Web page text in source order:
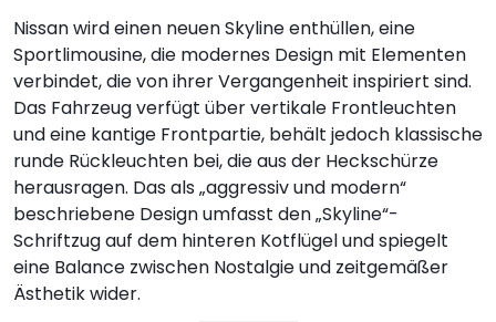
Nissan wird einen neuen Skyline enthüllen, eine
Sportlimousine, die modernes Design mit Elementen
verbindet, die von ihrer Vergangenheit inspiriert sind.
Das Fahrzeug verfügt über vertikale Frontleuchten
und eine kantige Frontpartie, behält jedoch klassische
runde Rückleuchten bei, die aus der Heckschürze
herausragen. Das als „aggressiv und modern“
beschriebene Design umfasst den „Skyline“-
Schriftzug auf dem hinteren Kotflügel und spiegelt
eine Balance zwischen Nostalgie und zeitgemäßer
Ästhetik wider.